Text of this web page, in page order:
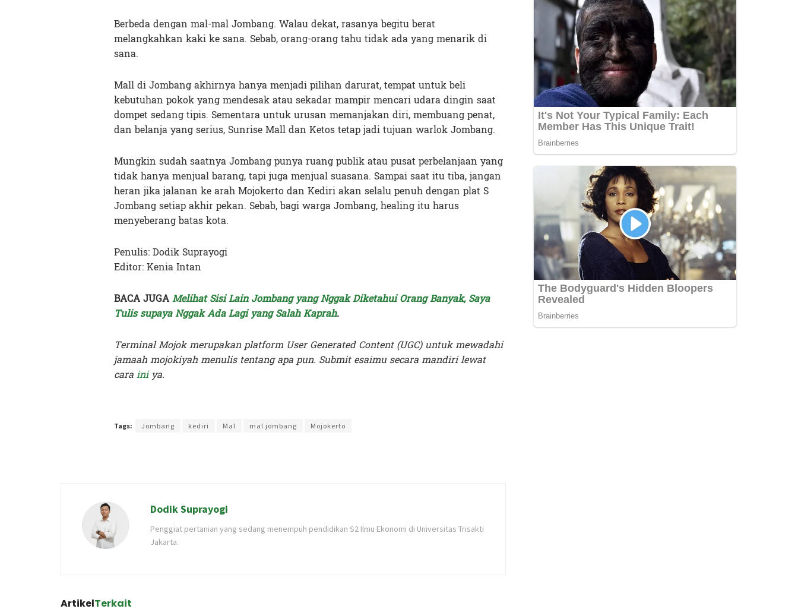
Berbeda dengan mal-mal Jombang. Walau dekat, rasanya begitu berat
melangkahkan kaki ke sana. Sebab, orang-orang tahu tidak ada yang menarik di
sana.
Mall di Jombang akhirnya hanya menjadi pilihan darurat, tempat untuk beli
kebutuhan pokok yang mendesak atau sekadar mampir mencari udara dingin saat
dompet sedang tipis. Sementara untuk urusan memanjakan diri, membuang penat,
dan belanja yang serius, Sunrise Mall dan Ketos tetap jadi tujuan warlok Jombang.
Mungkin sudah saatnya Jombang punya ruang publik atau pusat perbelanjaan yang
tidak hanya menjual barang, tapi juga menjual suasana. Sampai saat itu tiba, jangan
heran jika jalanan ke arah Mojokerto dan Kediri akan selalu penuh dengan plat S
Jombang setiap akhir pekan. Sebab, bagi warga Jombang, healing itu harus
menyeberang batas kota.
Penulis: Dodik Suprayogi
Editor: Kenia Intan
BACA JUGAMelihat Sisi Lain Jombang yang Nggak Diketahui Orang Banyak, Saya
Tulis supaya Nggak Ada Lagi yang Salah Kaprah.
Terminal Mojok merupakan platform User Generated Content (UGC) untuk mewadahi
jamaah mojokiyah menulis tentang apa pun. Submit esaimu secara mandiri lewat
carainiya.
Tags: Jombang kediri Mal mal jombang Mojokerto
Dodik Suprayogi
Penggiat pertanian yang sedang menempuh pendidikan S2 Ilmu Ekonomi di Universitas Trisakti
Jakarta.
ArtikelTerkait